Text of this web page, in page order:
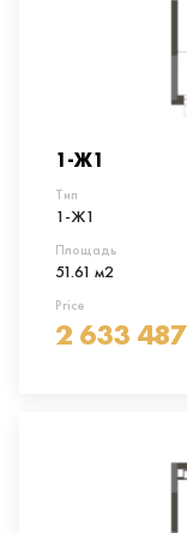
1-Ж1
Тип
1-Ж1
Площадь
51.61 м2
Price
2 633 487